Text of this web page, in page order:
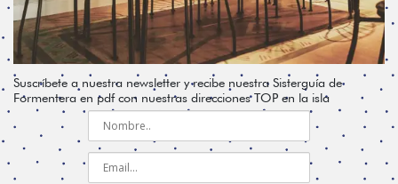
Suscríbete a nuestra newsletter y recibe nuestra Sisterguía de
Formentera en pdf con nuestras direcciones TOP en la isla